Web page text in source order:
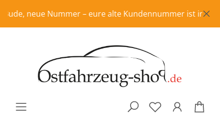
Zum Hauptinhalt springen
neue Nummer – eure alte Kundennummer ist in